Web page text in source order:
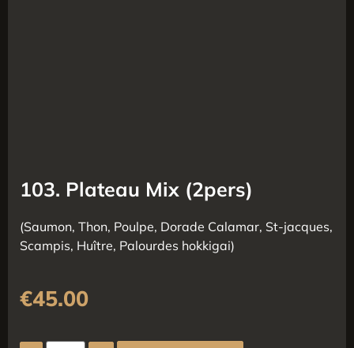
103. Plateau Mix (2pers)
(Saumon, Thon, Poulpe, Dorade Calamar, St-jacques,
Scampis, Huître, Palourdes hokkigai)
€45.00